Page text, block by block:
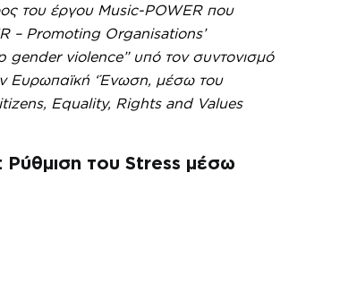
του έργου Music-POWERπου
– Promoting Organisations’
violence” υπό τον συντονισμό
Ευρωπαϊκή ‘Ένωση, μέσω του
Equality, Rights and Values
Ρύθμιση του Stress μέσω